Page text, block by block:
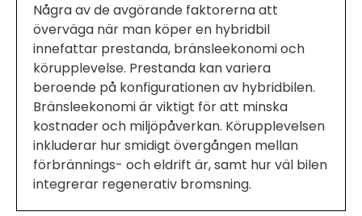
Några av de avgörande faktorerna att
överväga när man köper en hybridbil
innefattar prestanda, bränsleekonomi och
körupplevelse. Prestanda kan variera
beroende på konfigurationen av hybridbilen.
Bränsleekonomi är viktigt för att minska
kostnader och miljöpåverkan. Körupplevelsen
inkluderar hur smidigt övergången mellan
förbrännings- och eldrift är, samt hur väl bilen
integrerar regenerativ bromsning.